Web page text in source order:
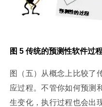
图 5 传统的预测性软件过
图（五）从概念上比较了
应过程。不管你如何预测
生变化，执行过程也会出